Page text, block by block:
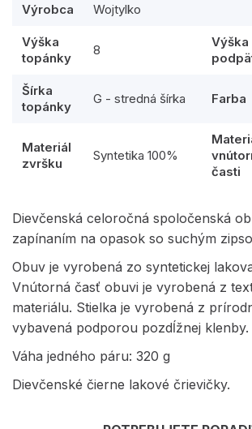
Výrobca Wojtylko
Výška
topánky
8
Výška
Šírka
topánky
G - stredná šírka Farba
Materiál
zvršku
Syntetika 100%
časti
Dievčenská celoročná spoločenská
zapínaním na opasok so suchým
Obuv je vyrobená zo syntetickej
Vnútorná časť obuvi je vyrobená z
materiálu. Stielka je vyrobená z
vybavená podporou pozdĺžnej klenby.
Váha jedného páru: 320 g
Dievčenské čierne lakové črievičky.